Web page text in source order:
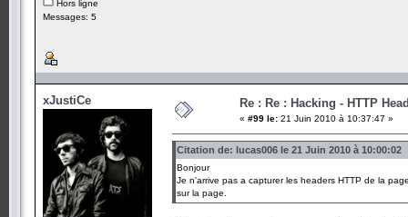
Hors ligne
Messages: 5
xJustiCe Re : Re : Hacking - HTTP
« #99 le: 21 Juin 2010 à 10:37:47 »
Citation de: lucas006 le 21 Juin 2010 à 10:00:02
Bonjour
Je n'arrive pas a capturer les headers HTTP de la
sur la page.